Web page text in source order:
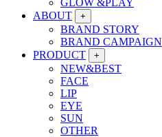
GLOW &PLAY
ABOUT
+
BRAND STORY
BRAND CAMPAIGN
PRODUCT
+
NEW&BEST
FACE
LIP
EYE
SUN
OTHER